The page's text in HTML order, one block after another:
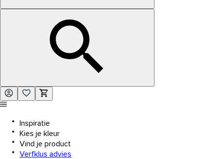
Inspiratie
Kies je kleur
Vind je product
Verfklus advies